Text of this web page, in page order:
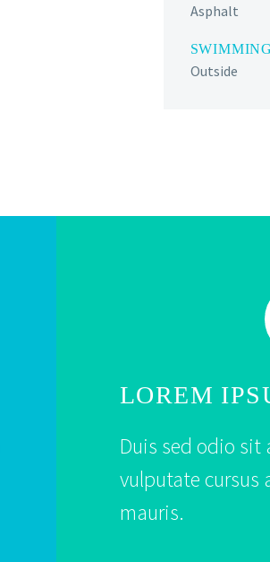
Asphalt
Outside
LOREM
Duis sed odio sit
vulputate cursus
mauris.